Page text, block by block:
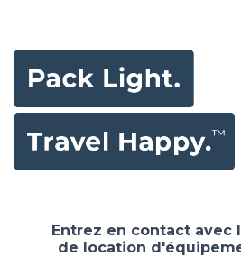
Entrez en contact avec
de location